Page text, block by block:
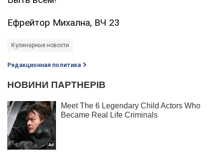
Ефрейтор Михална, ВЧ 23
Кулинарные новости
Редакционная политика